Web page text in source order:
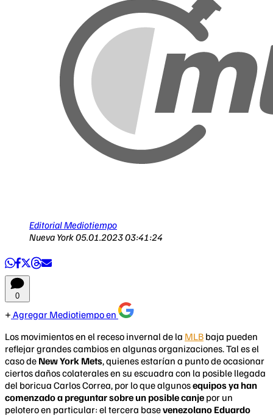
Editorial Mediotiempo
Nueva York05.01.2023 03:41:24
0
Agregar Mediotiempo en
Los movimientos en el receso invernal de la MLB baja pueden
reflejar grandes cambios en algunas organizaciones. Tal es el
caso de New York Mets, quienes estarían a punto de ocasionar
ciertos daños colaterales en su escuadra con la posible llegada
del boricua Carlos Correa, por lo que algunosequipos ya han
comenzado a preguntar sobre un posible canje por un
pelotero en particular: el tercera basevenezolano Eduardo